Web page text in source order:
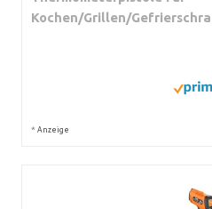
Kochen/Grillen/
* Anzeige